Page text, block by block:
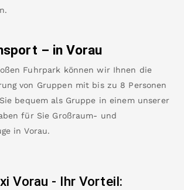
– in Vorau
Fuhrpark können wir Ihnen die
von Gruppen mit bis zu 8 Personen
bequem als Gruppe in einem unserer
für Sie Großraum- und
in Vorau.
Vorau - Ihr Vorteil: